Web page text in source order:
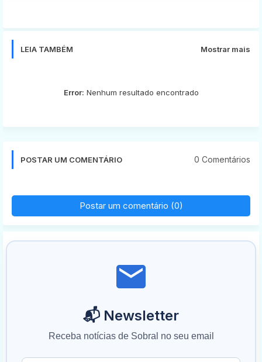
LEIA TAMBÉM Mostrar mais
Error: Nenhum resultado encontrado
POSTAR UM COMENTÁRIO 0 Comentários
Postar um comentário (0)
📬 Newsletter
Receba notícias de Sobral no seu email